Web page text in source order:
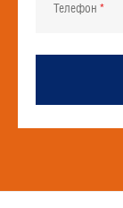
Телефон